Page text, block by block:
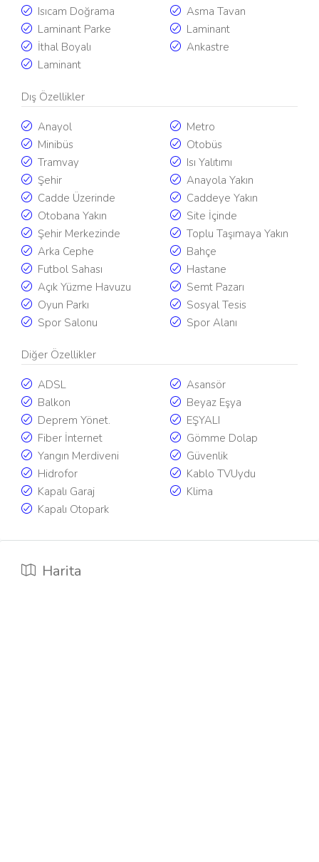
Isıcam Doğrama
Asma Tavan
Laminant Parke
Laminant
İthal Boyalı
Ankastre
Laminant
Dış Özellikler
Anayol
Metro
Minibüs
Otobüs
Tramvay
Isı Yalıtımı
Şehir
Anayola Yakın
Cadde Üzerinde
Caddeye Yakın
Otobana Yakın
Site İçinde
Şehir Merkezinde
Toplu Taşımaya Yakın
Arka Cephe
Bahçe
Futbol Sahası
Hastane
Açık Yüzme Havuzu
Semt Pazarı
Oyun Parkı
Sosyal Tesis
Spor Salonu
Spor Alanı
Diğer Özellikler
ADSL
Asansör
Balkon
Beyaz Eşya
Deprem Yönet.
EŞYALI
Fiber İnternet
Gömme Dolap
Yangın Merdiveni
Güvenlik
Hidrofor
Kablo TVUydu
Kapalı Garaj
Klima
Kapalı Otopark
Harita